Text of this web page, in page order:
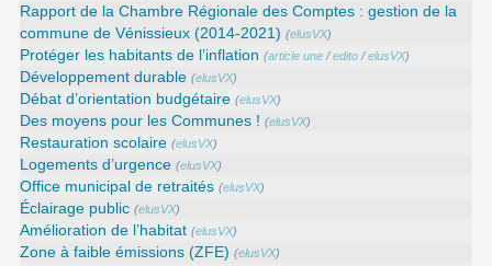
Rapport de la Chambre Régionale des Comptes : gestion de la
commune de Vénissieux (2014-2021) (elusVX)
Protéger les habitants de l’inflation (article une /edito /elusVX)
Développement durable (elusVX)
Débat d’orientation budgétaire (elusVX)
Des moyens pour les Communes ! (elusVX)
Restauration scolaire (elusVX)
Logements d’urgence (elusVX)
Office municipal de retraités (elusVX)
Éclairage public (elusVX)
Amélioration de l’habitat (elusVX)
Zone à faible émissions (ZFE) (elusVX)